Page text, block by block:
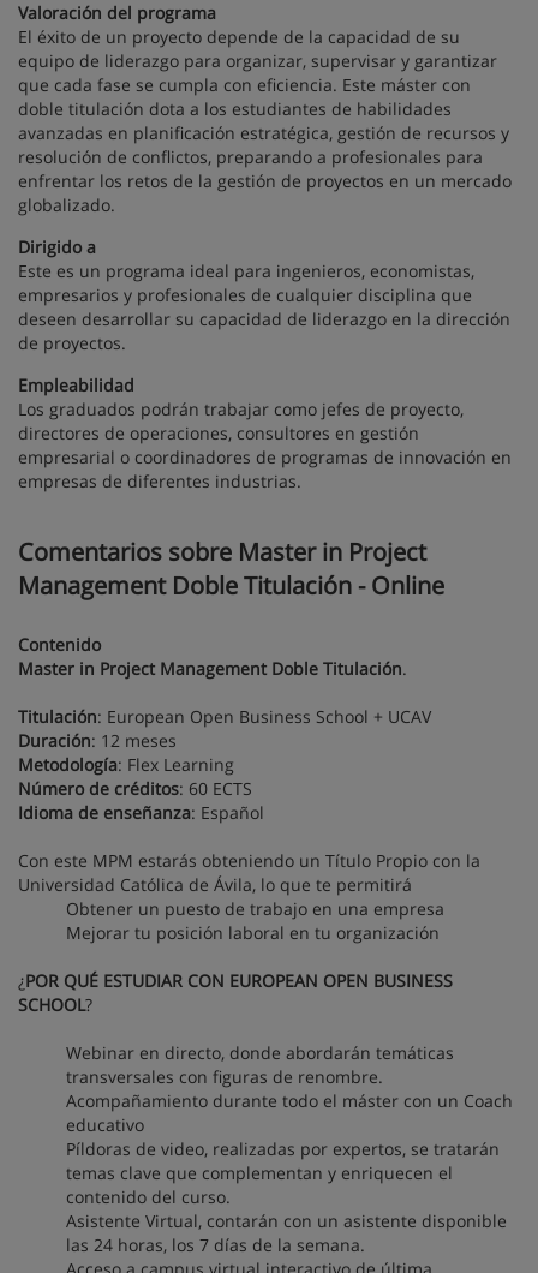
Valoración del programa
El éxito de un proyecto depende de la capacidad de su
equipo de liderazgo para organizar, supervisar y garantizar
que cada fase se cumpla con eficiencia. Este máster con
doble titulación dota a los estudiantes de habilidades
avanzadas en planificación estratégica, gestión de recursos y
resolución de conflictos, preparando a profesionales para
enfrentar los retos de la gestión de proyectos en un mercado
globalizado.
Dirigido a
Este es un programa ideal para ingenieros, economistas,
empresarios y profesionales de cualquier disciplina que
deseen desarrollar su capacidad de liderazgo en la dirección
de proyectos.
Empleabilidad
Los graduados podrán trabajar como jefes de proyecto,
directores de operaciones, consultores en gestión
empresarial o coordinadores de programas de innovación en
empresas de diferentes industrias.
Comentarios sobre Master in Project
Management Doble Titulación - Online
Contenido
Master in Project Management Doble Titulación.
Titulación: European Open Business School + UCAV
Duración: 12 meses
Metodología: Flex Learning
Número de créditos: 60 ECTS
Idioma de enseñanza: Español
Con este MPM estarás obteniendo un Título Propio con la
Universidad Católica de Ávila, lo que te permitirá
Obtener un puesto de trabajo en una empresa
Mejorar tu posición laboral en tu organización
¿POR QUÉ ESTUDIAR CON EUROPEAN OPEN BUSINESS
SCHOOL?
Webinar en directo, donde abordarán temáticas
transversales con figuras de renombre.
Acompañamiento durante todo el máster con un Coach
educativo
Píldoras de video, realizadas por expertos, se tratarán
temas clave que complementan y enriquecen el
contenido del curso.
Asistente Virtual, contarán con un asistente disponible
las 24 horas, los 7 días de la semana.